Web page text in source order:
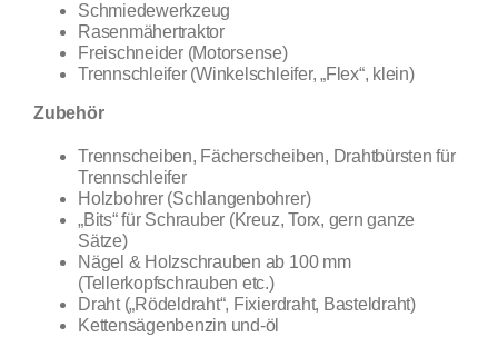
Schmiedewerkzeug
Rasenmähertraktor
Freischneider (Motorsense)
Trennschleifer (Winkelschleifer, „Flex“, klein)
Zubehör
Trennscheiben, Fächerscheiben, Drahtbürsten für
Trennschleifer
Holzbohrer (Schlangenbohrer)
„Bits“ für Schrauber (Kreuz, Torx, gern ganze
Sätze)
Nägel & Holzschrauben ab 100 mm
(Tellerkopfschrauben etc.)
Draht („Rödeldraht“, Fixierdraht, Basteldraht)
Kettensägenbenzin und-öl